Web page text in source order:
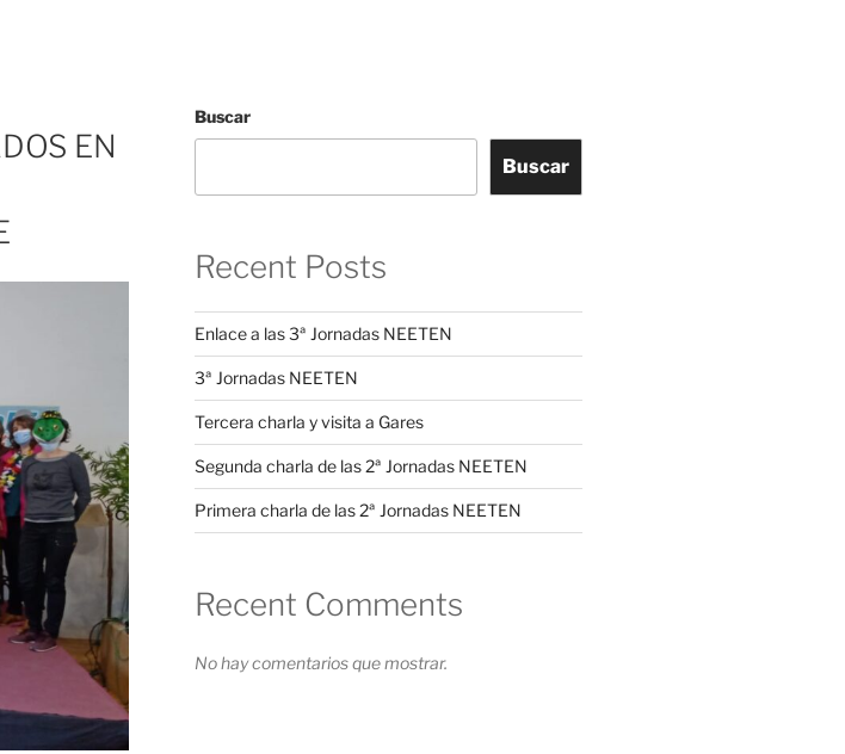
EN
Buscar
Buscar
Recent Posts
Enlace a las 3ª Jornadas NEETEN
3ª Jornadas NEETEN
Tercera charla y visita a Gares
Segunda charla de las 2ª Jornadas NEETEN
Primera charla de las 2ª Jornadas NEETEN
Recent Comments
No hay comentarios que mostrar.